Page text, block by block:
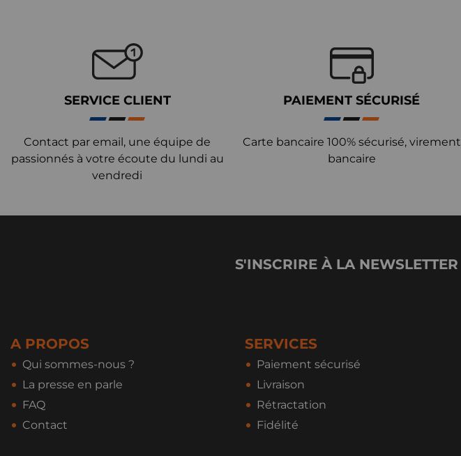
SERVICE CLIENT
Contact par email, une équipe de
passionnés à votre écoute du lundi au
vendredi
PAIEMENT SÉCURISÉ
Carte bancaire 100% sécurisé, virement
bancaire
S'INSCRIRE À LA NEWSLETTER
A PROPOS
Qui sommes-nous ?
La presse en parle
FAQ
Contact
SERVICES
Paiement sécurisé
Livraison
Rétractation
Fidélité